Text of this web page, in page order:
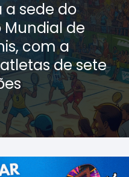
a sede do
de
com a
de sete